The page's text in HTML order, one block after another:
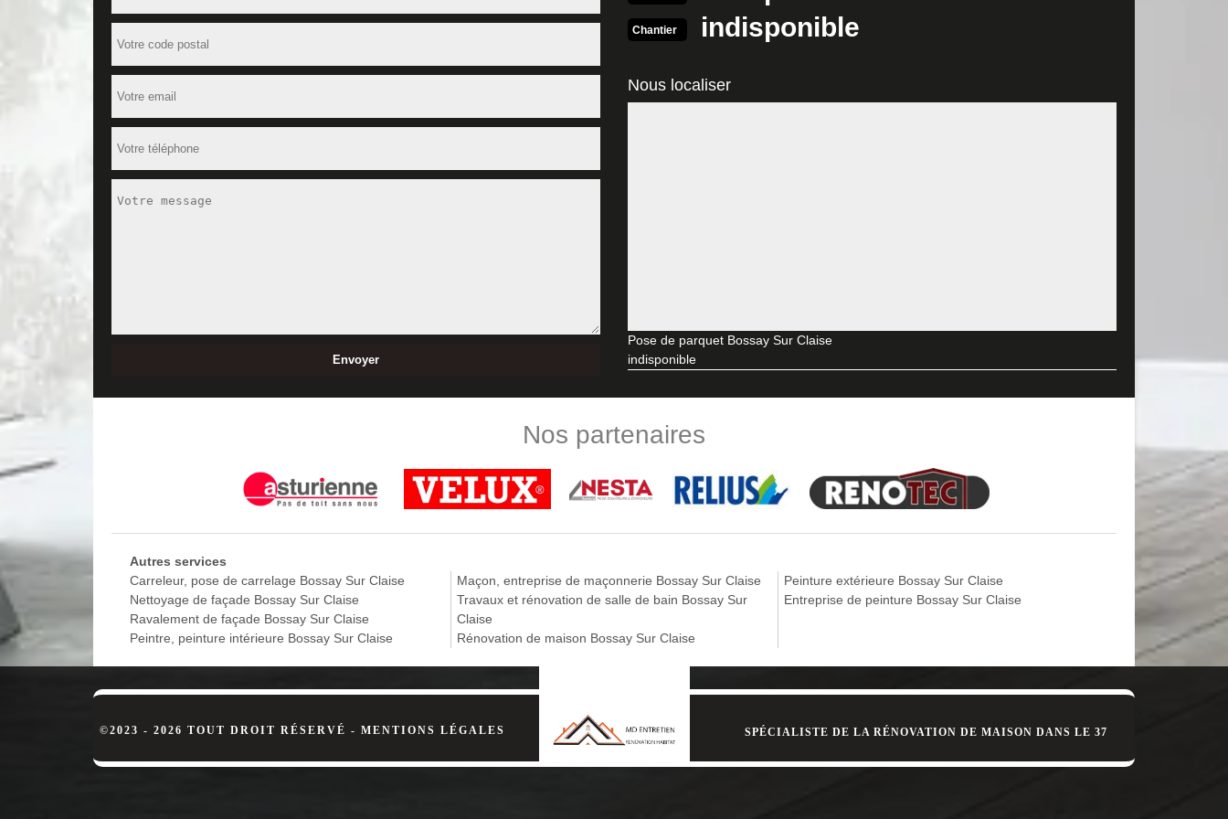
faire appel à un spécialiste pour la pose de parquet, afin d’avoir un meilleur résultat. Pour cela, faites appel à l’entreprise MD Rénovation. Nous sommes réputés pour nos
services de qualité à un prix attractif et défiant toute concurrence. Pour vous témoigner de notre générosité, sachez que nous pouvons toujours ajuster nos prestations selon
votre budget. Faites votre demande de devis gratuitement pour connaître le coût de vos travaux.
Des services fiables avec MD Rénovation pour la pose de parquet à Bossay Sur Claise
MD Rénovation est une entreprise de bâtiment qui se trouve dans le 37290. Professionnels et qualifiés dans les travaux d'aménagement intérieur, nous sommes en mesure
de nous occuper de la pose de votre parquet avec succès. Nos professionnels sauront réaliser des travaux de qualité et à la hauteur de vos attentes. Vous n'aurez aucun
souci à faire, nos prestations sont accompagnées d'une garantie décennale. Alors si vous avez besoin de nos services pour les travaux de revêtement du sol de votre
Des artisans hautement qualifiés pour la pose de parquet à Bossay Sur Claise et ses environs
couvrir la surface de votre sol. Si vous n’avez pas encore eu une idée pour le revêtement de votre sol, l’entreprise MD Rénovation vous aide à choisir le type de revêtement
idéal. Spécialiste en pose de parquet, sachez que nos artisans sont aussi qualifiés pour la pose de carrelage ou autres matériaux pour votre sol. Alors, n’hésitez pas à nous
D’après les informations transmises par l’entreprise MD Rénovation, le parquet peut être le matériau par excellence pour le revêtement de sol de votre maison ou de votre
très facile à entretenir avec ses qualités d’isolant. Que ce soit en rénovation ou une construction neuve, MD Rénovation se met entièrement à votre disposition pour des
prestations de qualité concernant la pose de parquet.
requises pour effectuer l’installation des parquets à la perfection. Que ce soit pour une pose de parquet flottant ou pose de parquet massif, il est dans la capacité totale pour
répondre à vos besoins. Alors, si vous êtes à la recherche d'un artisan pour pose de parquet qualifié et hautement compétent dans la Bossay Sur Claise ainsi que dans tout
le 37290, veuillez contacter MD Rénovation. Il sera en mesure de mettre à votre profit un artisan pose de parquet certifié et très expérimenté.
Chantier indisponible
Nous localiser
Pose de parquet Bossay Sur Claise
indisponible
Nos partenaires
Autres services
Carreleur, pose de carrelage Bossay Sur Claise
Nettoyage de façade Bossay Sur Claise
Ravalement de façade Bossay Sur Claise
Peintre, peinture intérieure Bossay Sur Claise
Maçon, entreprise de maçonnerie Bossay Sur Claise
Travaux et rénovation de salle de bain Bossay Sur
Claise
Rénovation de maison Bossay Sur Claise
Peinture extérieure Bossay Sur Claise
Entreprise de peinture Bossay Sur Claise
©2023 - 2026 TOUT DROIT RÉSERVÉ - MENTIONS LÉGALES SPÉCIALISTE DE LA RÉNOVATION DE MAISON DANS LE 37